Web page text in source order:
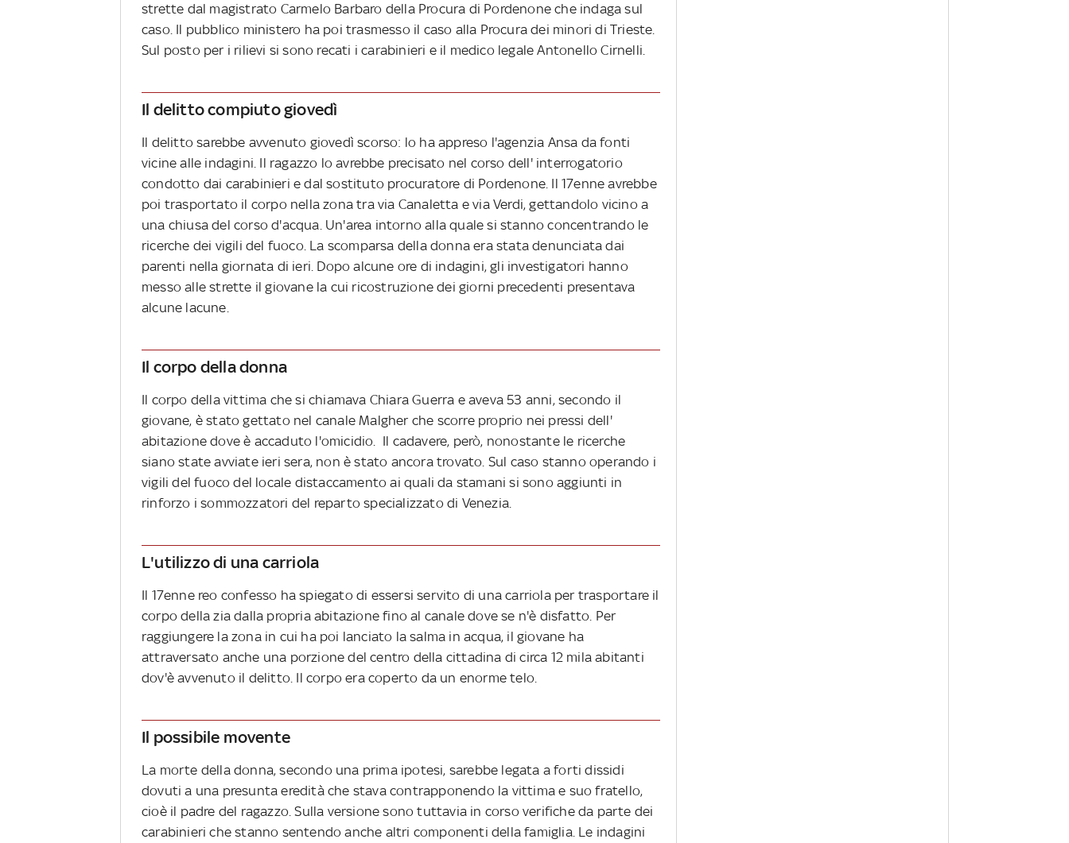
strette dal magistrato Carmelo Barbaro della Procura di Pordenone che indaga sul
caso. Il pubblico ministero ha poi trasmesso il caso alla Procura dei minori di Trieste.
Sul posto per i rilievi si sono recati i carabinieri e il medico legale Antonello Cirnelli.
Il delitto compiuto giovedì
Il delitto sarebbe avvenuto giovedì scorso: lo ha appreso l'agenzia Ansa da fonti
vicine alle indagini. Il ragazzo lo avrebbe precisato nel corso dell' interrogatorio
condotto dai carabinieri e dal sostituto procuratore di Pordenone. Il 17enne avrebbe
poi trasportato il corpo nella zona tra via Canaletta e via Verdi, gettandolo vicino a
una chiusa del corso d'acqua. Un'area intorno alla quale si stanno concentrando le
ricerche dei vigili del fuoco. La scomparsa della donna era stata denunciata dai
parenti nella giornata di ieri. Dopo alcune ore di indagini, gli investigatori hanno
messo alle strette il giovane la cui ricostruzione dei giorni precedenti presentava
alcune lacune.
Il corpo della donna
Il corpo della vittima che si chiamava Chiara Guerra e aveva 53 anni, secondo il
giovane, è stato gettato nel canale Malgher che scorre proprio nei pressi dell'
abitazione dove è accaduto l'omicidio. Il cadavere, però, nonostante le ricerche
siano state avviate ieri sera, non è stato ancora trovato. Sul caso stanno operando i
vigili del fuoco del locale distaccamento ai quali da stamani si sono aggiunti in
rinforzo i sommozzatori del reparto specializzato di Venezia.
L'utilizzo di una carriola
Il 17enne reo confesso ha spiegato di essersi servito di una carriola per trasportare il
corpo della zia dalla propria abitazione fino al canale dove se n'è disfatto. Per
raggiungere la zona in cui ha poi lanciato la salma in acqua, il giovane ha
attraversato anche una porzione del centro della cittadina di circa 12 mila abitanti
dov'è avvenuto il delitto. Il corpo era coperto da un enorme telo.
Il possibile movente
La morte della donna, secondo una prima ipotesi, sarebbe legata a forti dissidi
dovuti a una presunta eredità che stava contrapponendo la vittima e suo fratello,
cioè il padre del ragazzo. Sulla versione sono tuttavia in corso verifiche da parte dei
carabinieri che stanno sentendo anche altri componenti della famiglia. Le indagini